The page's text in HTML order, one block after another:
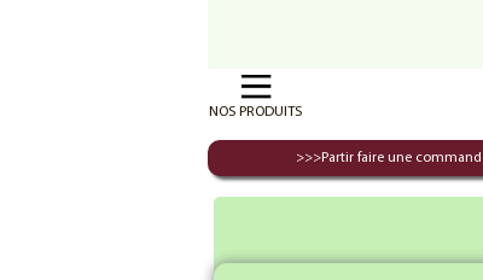
NOS PRODUITS
>>>Partir faire une